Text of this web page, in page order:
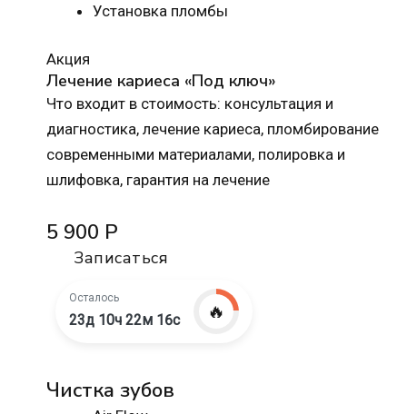
Установка пломбы
Акция
Лечение кариеса «Под ключ»
Что входит в стоимость: консультация и
диагностика, лечение кариеса, пломбирование
современными материалами, полировка и
шлифовка, гарантия на лечение
5 900 Р
Записаться
Осталось
23д 10ч 22м 15с 🔥
Чистка зубов